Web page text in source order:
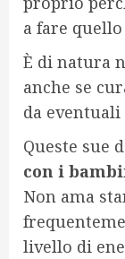
a fare
È di natura
anche se
da
Queste sue
con i
Non ama
livello di